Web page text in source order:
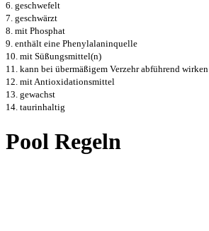
6. geschwefelt
7. geschwärzt
8. mit Phosphat
9. enthält eine Phenylalaninquelle
10. mit Süßungsmittel(n)
11. kann bei übermäßigem Verzehr abführend wirken
12. mit Antioxidationsmittel
13. gewachst
14. taurinhaltig
Pool Regeln